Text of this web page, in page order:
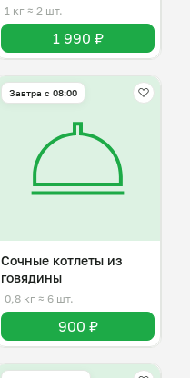
1 кг ≈ 2 шт.
1 990 ₽
Завтра c 08:00
Сочные котлеты из
говядины
0,8 кг ≈ 6 шт.
900 ₽